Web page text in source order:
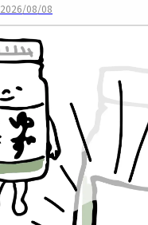
2026/08/08